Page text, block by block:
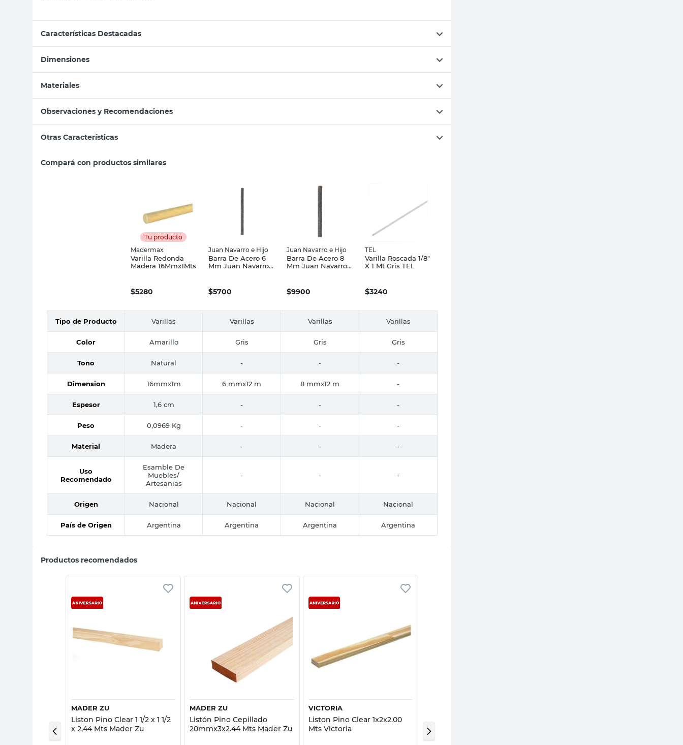
Características Destacadas
Dimensiones
Materiales
Observaciones y Recomendaciones
Otras Características
Compará con productos similares
Tu producto
Madermax
Varilla Redonda
Madera 16Mmx1Mts
$5280
Juan Navarro e Hijo
Barra De Acero 6
Mm Juan Navarro
$5700
Juan Navarro e Hijo
Barra De Acero 8
Mm Juan Navarro
$9900
TEL
Varilla Roscada 1/8"
X 1 Mt Gris TEL
$3240
Tipo de Producto Varillas Varillas Varillas Varillas
Color Amarillo Gris Gris Gris
Tono Natural - - -
Dimension 16mmx1m 6 mmx12 m 8 mmx12 m -
Espesor 1,6 cm - - -
Peso 0,0969 Kg - - -
Material Madera - - -
Uso
Recomendado
Esamble De
Muebles/
Artesanias
- - -
Origen Nacional Nacional Nacional Nacional
País de Origen Argentina Argentina Argentina Argentina
Productos recomendados
MADER ZU
Liston Pino Clear 1 1/2 x 1 1/2
x 2,44 Mts Mader Zu
Vista rápida
MADER ZU
Listón Pino Cepillado
20mmx3x2.44 Mts Mader Zu
VICTORIA
Liston Pino Clear 1x2x2.00
Mts Victoria
1/2"x4"x2.44 Mts Mader Zu